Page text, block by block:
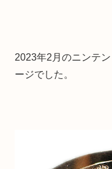
2023年2月のニンテ
ージでした。